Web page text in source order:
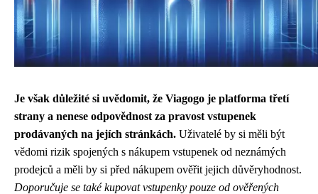
Je však důležité si uvědomit, že Viagogo je platforma třetí
strany a nenese odpovědnost za pravost vstupenek
prodávaných na jejích stránkách. Uživatelé by si měli být
vědomi rizik spojených s nákupem vstupenek od neznámých
prodejců a měli by si před nákupem ověřit jejich důvěryhodnost.
Doporučuje se také kupovat vstupenky pouze od ověřených